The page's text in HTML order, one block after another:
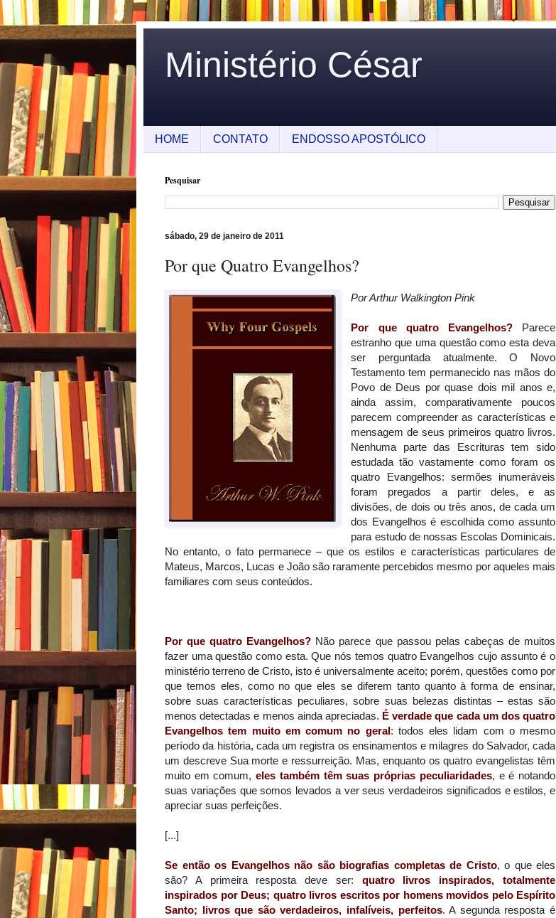
Ministério César
HOME CONTATO ENDOSSO APOSTÓLICO
Pesquisar
sábado, 29 de janeiro de 2011
Por que Quatro Evangelhos?
Por Arthur Walkington Pink
Por que quatro Evangelhos?Parece
estranho que uma questão como esta deva
ser perguntada atualmente. O Novo
Testamento tem permanecido nas mãos do
Povo de Deus por quase dois mil anos e,
ainda assim, comparativamente poucos
parecem compreender as características e
mensagem de seus primeiros quatro livros.
Nenhuma parte das Escrituras tem sido
estudada tão vastamente como foram os
quatro Evangelhos: sermões inumeráveis
foram pregados a partir deles, e as
divisões, de dois ou três anos, de cada um
dos Evangelhos é escolhida como assunto
para estudo de nossas Escolas Dominicais.
No entanto, o fato permanece – que os estilos e características particulares de
Mateus, Marcos, Lucas e João são raramente percebidos mesmo por aqueles mais
familiares com seus conteúdos.
Por que quatro Evangelhos? Não parece que passou pelas cabeças de muitos
fazer uma questão como esta. Que nós temos quatro Evangelhos cujo assunto é o
ministério terreno de Cristo, isto é universalmente aceito; porém, questões como por
que temos eles, como no que eles se diferem tanto quanto à forma de ensinar,
sobre suas características peculiares, sobre suas belezas distintas – estas são
menos detectadas e menos ainda apreciadas. É verdade que cada um dos quatro
Evangelhos tem muito em comum no geral: todos eles lidam com o mesmo
período da história, cada um registra os ensinamentos e milagres do Salvador, cada
um descreve Sua morte e ressurreição. Mas, enquanto os quatro evangelistas têm
muito em comum,eles também têm suas próprias peculiaridades, e é notando
suas variações que somos levados a ver seus verdadeiros significados e estilos, e
apreciar suas perfeições.
[...]
Se então os Evangelhos não são biografias completas de Cristo, o que eles
são? A primeira resposta deve ser: quatro livros inspirados, totalmente
inspirados por Deus; quatro livros escritos por homens movidos pelo Espírito
Santo; livros que são verdadeiros, infalíveis, perfeitos. A segunda resposta é